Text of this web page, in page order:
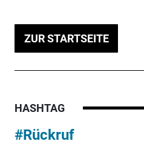
ZUR STARTSEITE
HASHTAG
#Rückruf